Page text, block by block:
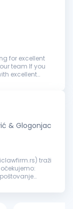
for excellent
If you
& Glogonjac
traži